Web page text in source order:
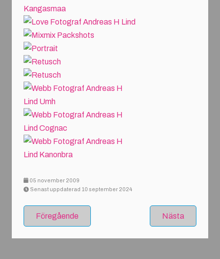
05 november 2009
Senast uppdaterad 10 september 2024
Föregående Nästa